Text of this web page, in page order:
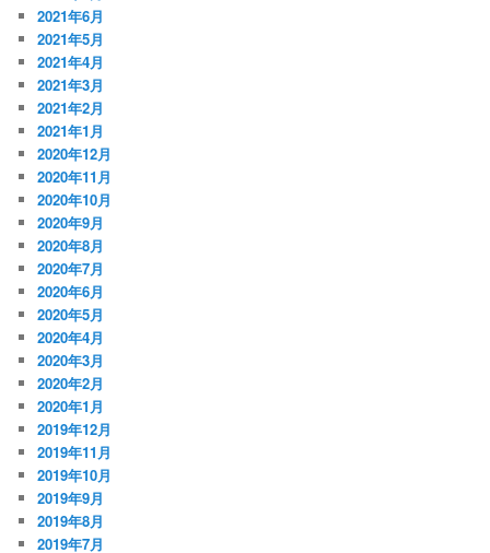
2021年6月
2021年5月
2021年4月
2021年3月
2021年2月
2021年1月
2020年12月
2020年11月
2020年10月
2020年9月
2020年8月
2020年7月
2020年6月
2020年5月
2020年4月
2020年3月
2020年2月
2020年1月
2019年12月
2019年11月
2019年10月
2019年9月
2019年8月
2019年7月